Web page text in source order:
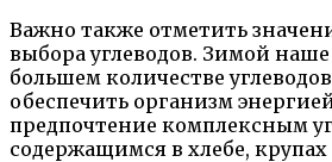
Важно также отметить
выбора углеводов. Зимой наше
большем количестве
обеспечить организм
предпочтение комплексным
содержащимся в хлебе,